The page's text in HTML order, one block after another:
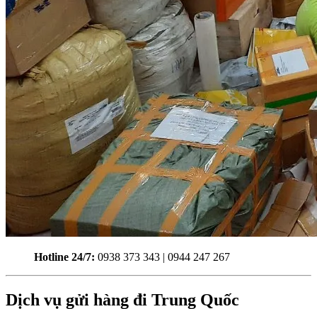
Hotline 24/7: 0938 373 343 | 0944 247 267
Dịch vụ gửi hàng đi Trung Quốc